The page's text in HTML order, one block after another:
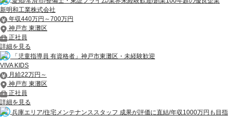
新明和工業株式会社
年収440万円～700万円
神戸市 東灘区
正社員
詳細を見る
「児童指導員 有資格者」神戸市東灘区・未経験歓迎
VIVA KIDS
月給22万円～
神戸市 東灘区
正社員
詳細を見る
兵庫エリア/住宅メンテナンススタッフ 成果が評価に直結/年収1000万円も目指